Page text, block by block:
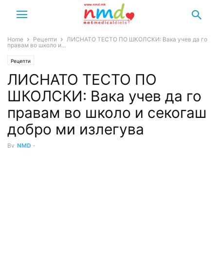
Home Рецепти
ЛИСНАТО ТЕСТО ПО ШКОЛСКИ: Вака учев да го
правам во школо и...
Рецепти
ЛИСНАТО ТЕСТО ПО
ШКОЛСКИ: Вака учев да го
правам во школо и секогаш
добро ми излегува
By NMD -